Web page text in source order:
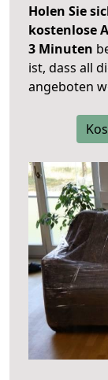
Holen Sie
kostenlose
3 Minuten
ist, dass all
angeboten